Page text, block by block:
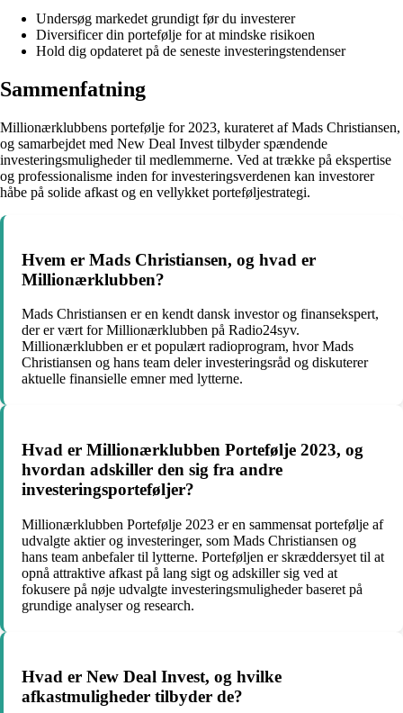
Undersøg markedet grundigt før du investerer
Diversificer din portefølje for at mindske risikoen
Hold dig opdateret på de seneste investeringstendenser
Sammenfatning
Millionærklubbens portefølje for 2023, kurateret af Mads Christiansen,
og samarbejdet med New Deal Invest tilbyder spændende
investeringsmuligheder til medlemmerne. Ved at trække på ekspertise
og professionalisme inden for investeringsverdenen kan investorer
håbe på solide afkast og en vellykket porteføljestrategi.
Hvem er Mads Christiansen, og hvad er
Millionærklubben?
Mads Christiansen er en kendt dansk investor og finansekspert,
der er vært for Millionærklubben på Radio24syv.
Millionærklubben er et populært radioprogram, hvor Mads
Christiansen og hans team deler investeringsråd og diskuterer
aktuelle finansielle emner med lytterne.
Hvad er Millionærklubben Portefølje 2023, og
hvordan adskiller den sig fra andre
investeringsporteføljer?
Millionærklubben Portefølje 2023 er en sammensat portefølje af
udvalgte aktier og investeringer, som Mads Christiansen og
hans team anbefaler til lytterne. Porteføljen er skræddersyet til at
opnå attraktive afkast på lang sigt og adskiller sig ved at
fokusere på nøje udvalgte investeringsmuligheder baseret på
grundige analyser og research.
Hvad er New Deal Invest, og hvilke
afkastmuligheder tilbyder de?